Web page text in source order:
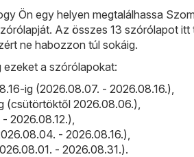
Ön egy helyen megtalálhassa
Az összes 13 szórólapot itt
ne habozzon túl sokáig.
ezeket a szórólapokat:
ig (2026.08.07. - 2026.08.16.)
(csütörtöktől 2026.08.06.)
2026.08.12.)
- 2026.08.16.)
- 2026.08.31.).